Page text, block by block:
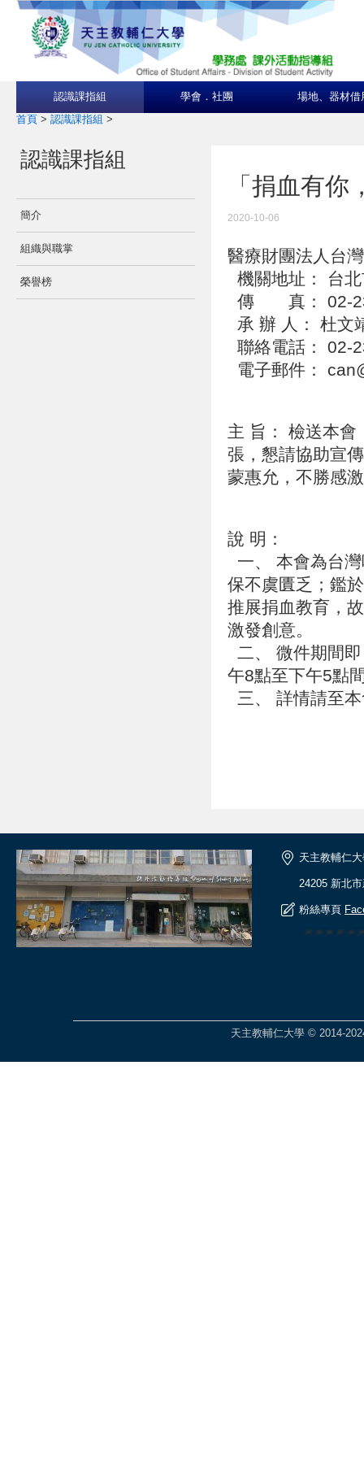
認識課指組 學會．社團 場地、器材借
首頁 > 認識課指組 >
認識課指組
簡介
組織與職掌
榮譽榜
「捐血有
2020-10-06
醫療財團法人
機關地址： 台
傳 真： 02-
承 辦 人： 杜文
聯絡電話： 02-
電子郵件：
主 旨： 檢送本會
張，懇請協助宣
蒙惠允，不勝感
說 明：
一、 本會為台
保不虞匱乏；鑑
推展捐血教育，
激發創意。
二、 微件期間
午8點至下午5點
三、 詳情請至
天主教輔仁
24205 新北
粉絲專頁
天主教輔仁大學 © 2014-